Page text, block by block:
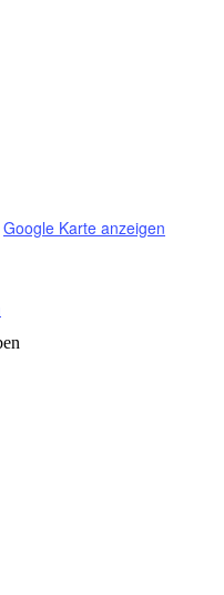
Google Karte anzeigen